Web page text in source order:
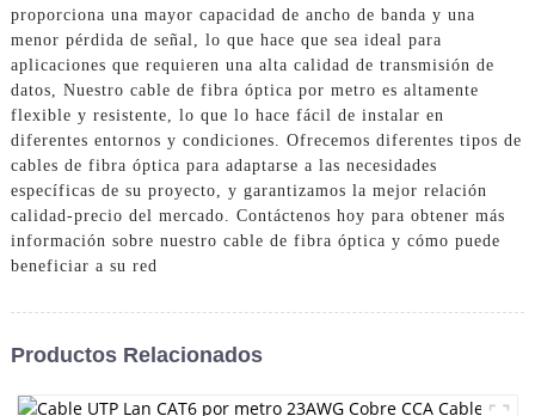
proporciona una mayor capacidad de ancho de banda y una
menor pérdida de señal, lo que hace que sea ideal para
aplicaciones que requieren una alta calidad de transmisión de
datos, Nuestro cable de fibra óptica por metro es altamente
flexible y resistente, lo que lo hace fácil de instalar en
diferentes entornos y condiciones. Ofrecemos diferentes tipos de
cables de fibra óptica para adaptarse a las necesidades
específicas de su proyecto, y garantizamos la mejor relación
calidad-precio del mercado. Contáctenos hoy para obtener más
información sobre nuestro cable de fibra óptica y cómo puede
beneficiar a su red
Productos Relacionados